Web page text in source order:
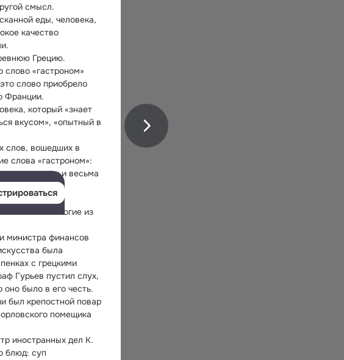
смысл.
еды, человека,
качество
Грецию.
слово «гастроном»
слово приобрело
Франции.
который «знает
вкусом», «опытный в
слов, вошедших в
слова «гастроном»:
в кушаньях и весьма
XIX века. Многие из
министра финансов
была
с грецкими
Гурьев пустил слух,
было в его честь.
был крепостной повар
помещика
иностранных дел К.
блюд: суп